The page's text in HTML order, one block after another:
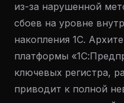
из-за нарушенной
сбоев на уровне
накопления 1С.
платформы
ключевых регистра,
приводит к полной